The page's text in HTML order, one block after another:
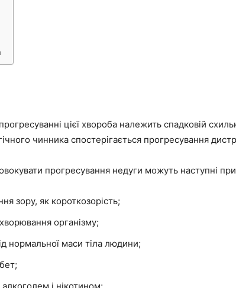
цієї хвороба належить спадковій
чинника спостерігається прогресування
прогресування недуги можуть наступні
зору, як короткозорість;
організму;
нормальної маси тіла людини;